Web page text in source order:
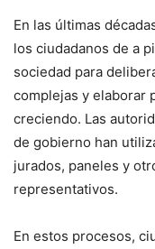
En las últimas
los ciudadanos de a
sociedad para
complejas y elaborar
creciendo. Las
de gobierno han
jurados, paneles y
representativos.
En estos procesos,